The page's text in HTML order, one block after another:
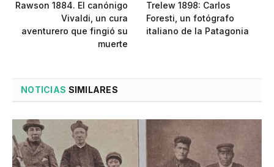
Rawson 1884. El canónigo
Vivaldi, un cura
aventurero que fingió su
muerte
Trelew 1898: Carlos
Foresti, un fotógrafo
italiano de la Patagonia
NOTICIAS SIMILARES